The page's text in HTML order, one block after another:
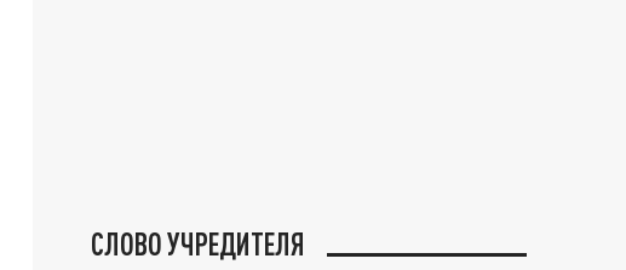
СЛОВО УЧРЕДИТЕЛЯ